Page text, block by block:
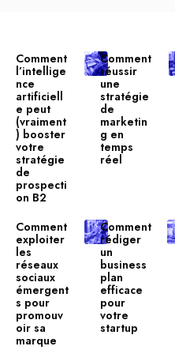
Comment
l’intellige
nce
artificiell
e peut
(vraiment
) booster
votre
stratégie
de
prospecti
on B2
Comment
réussir
une
stratégie
de
marketin
g en
temps
réel
Comment
exploiter
les
réseaux
sociaux
émergent
s pour
promouv
oir sa
marque
Comment
rédiger
un
business
plan
efficace
pour
votre
startup